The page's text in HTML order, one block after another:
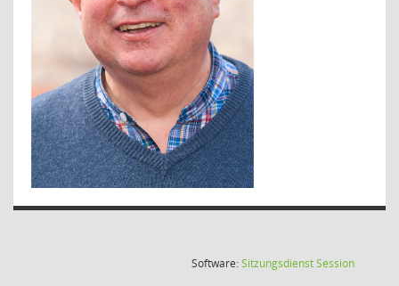
Software:SitzungsdienstSession(Wird in